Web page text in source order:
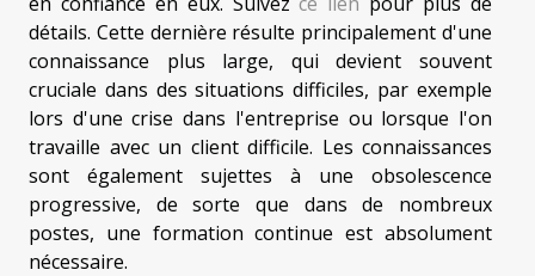
détails. Cette dernière résulte principalement d'une
connaissance plus large, qui devient souvent
cruciale dans des situations difficiles, par exemple
lors d'une crise dans l'entreprise ou lorsque l'on
travaille avec un client difficile. Les connaissances
sont également sujettes à une obsolescence
progressive, de sorte que dans de nombreux
postes, une formation continue est absolument
nécessaire.